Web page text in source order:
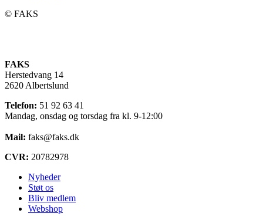
©️ FAKS
FAKS
Herstedvang 14
2620 Albertslund
Telefon: 51 92 63 41
Mandag, onsdag og torsdag fra kl. 9-12:00
Mail: faks@faks.dk
CVR: 20782978
Nyheder
Støt os
Bliv medlem
Webshop